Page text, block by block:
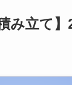
み立て